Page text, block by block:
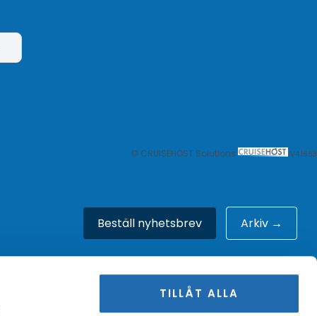
TILLÅT ALLA
© CRUISEHOST Solutions V4.1663
Beställ nyhetsbrev Arkiv →